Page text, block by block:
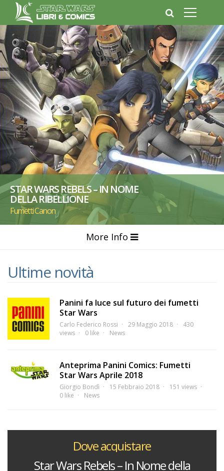
STAR WARS REBELS – IN NOME
DELLA RIBELLIONE
Fumetti Canon
More Info
Ultime novità
Panini fa luce sul futuro dei fumetti
Star Wars
Carlo Federico Rossi 29 Maggio 2018
430
views
0 like News
Anteprima Panini Comics: Fumetti
Star Wars Aprile 2018
Giorgio Bondì 15 Febbraio 2018
151 views
0 like
News
Dove acquistare
Star Wars Rebels – In Nome della